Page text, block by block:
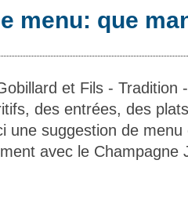
menu: que
et Fils - Tradition
des entrées, des
une suggestion de
avec le Champagne